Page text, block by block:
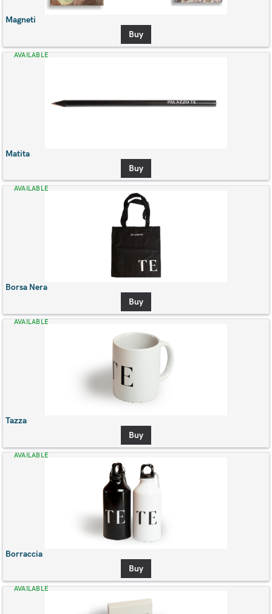
Magneti
Buy
Matita
AVAILABLE
Buy
Borsa Nera
AVAILABLE
Buy
Tazza
AVAILABLE
Buy
Borraccia
AVAILABLE
Buy
AVAILABLE